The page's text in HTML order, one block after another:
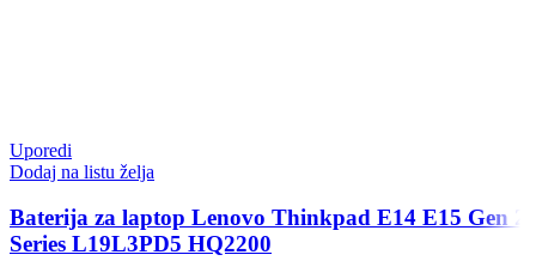
Uporedi
Dodaj na listu želja
Baterija za laptop Lenovo Thinkpad E14 E15 Gen 2
Series L19L3PD5 HQ2200